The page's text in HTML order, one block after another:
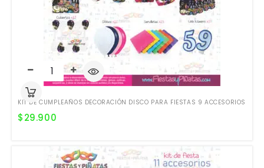
KIT DE CUMPLEAÑOS DECORACIÓN DISCO PARA FIESTAS 9 ACCESORIOS
$29.900